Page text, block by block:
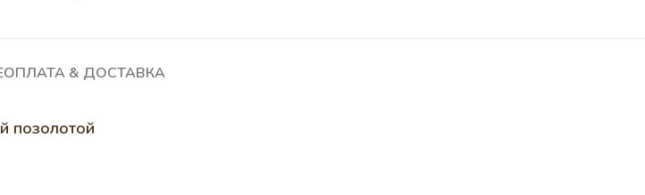
ОПЛАТА & ДОСТАВКА
позолотой